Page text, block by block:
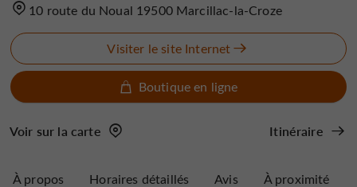
10 route du Noual 19500 Marcillac-la-Croze
Visiter le site Internet
Boutique en ligne
Voir sur la carte Itinéraire
À propos Horaires détaillés Avis À proximité